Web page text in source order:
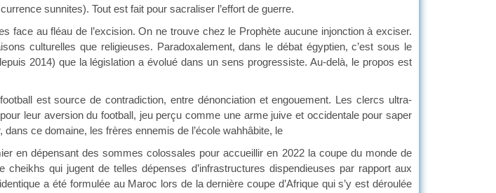
sunnites). Tout est fait pour sacraliser l’effort de guerre.
face au fléau de l’excision. On ne trouve chez le Prophète aucune injonction à exciser.
culturelles que religieuses. Paradoxalement, dans le débat égyptien, c’est sous le
2014) que la législation a évolué dans un sens progressiste. Au-delà, le propos est
est source de contradiction, entre dénonciation et engouement. Les clercs ultra-
leur aversion du football, jeu perçu comme une arme juive et occidentale pour saper
ce domaine, les frères ennemis de l’école wahhâbite, le
en dépensant des sommes colossales pour accueillir en 2022 la coupe du monde de
qui jugent de telles dépenses d’infrastructures dispendieuses par rapport aux
a été formulée au Maroc lors de la dernière coupe d’Afrique qui s’y est déroulée